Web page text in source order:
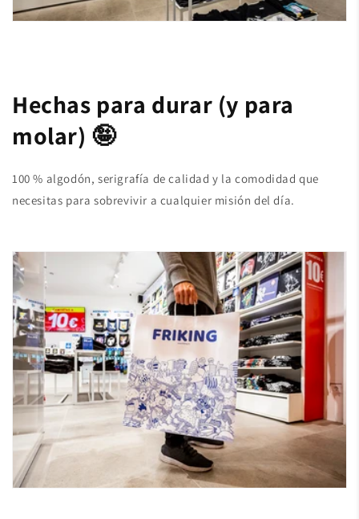
Hechas para durar (y para
molar) 🤪
100 % algodón, serigrafía de calidad y la comodidad que
necesitas para sobrevivir a cualquier misión del día.